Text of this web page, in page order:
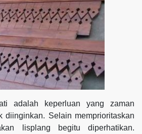
adalah keperluan yang zaman
diinginkan. Selain memprioritaskan
lisplang begitu diperhatikan.